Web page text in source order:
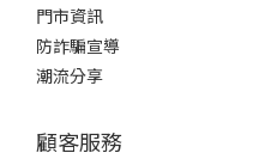
門市資訊
防詐騙宣導
潮流分享
顧客服務